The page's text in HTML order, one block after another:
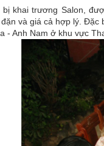
bị khai trương Salon,
và giá cả hợp lý. Đặc
- Anh Nam ở khu vực